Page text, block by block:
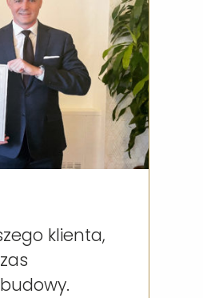
klienta,